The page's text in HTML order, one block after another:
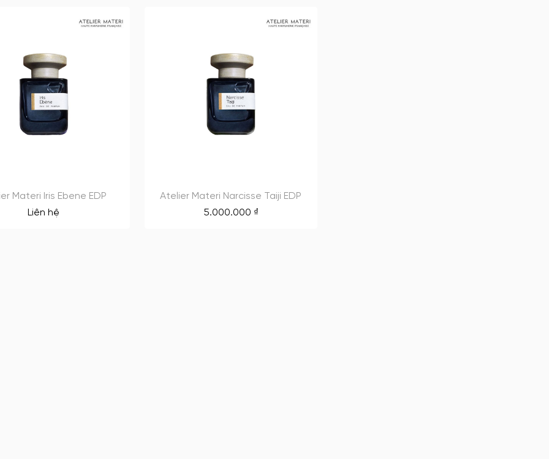
Materi Iris Ebene EDP
Liên hệ
Atelier Materi Narcisse Taiji EDP
5.000.000 ₫